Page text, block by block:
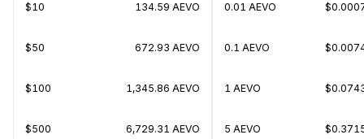
$10 134.59 AEVO
$50 672.93 AEVO
$100 1,345.86 AEVO
$500 6,729.31 AEVO
0.01 AEVO
0.1 AEVO
1 AEVO
5 AEVO